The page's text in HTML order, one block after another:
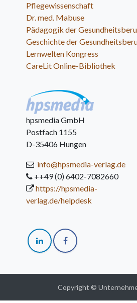
Pflegewissenschaft
Dr. med. Mabuse
Pädagogik der
Geschichte der
Lernwelten Kongress
CareLit Online-Bibliothek
hpsmedia GmbH
Postfach 1155
D-35406 Hungen
info@hpsmedia-verlag.de
++49 (0) 6402-7082660
https://hpsmedia-
verlag.de/helpdesk
Copyright ©